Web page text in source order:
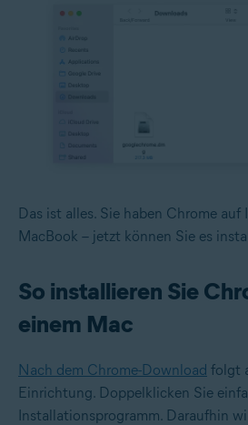
Das ist alles. Sie haben Chrome auf
MacBook – jetzt können Sie es
So installieren Sie
einem Mac
Nach dem Chrome-Download folgt
Einrichtung. Doppelklicken Sie
Installationsprogramm. Daraufhin